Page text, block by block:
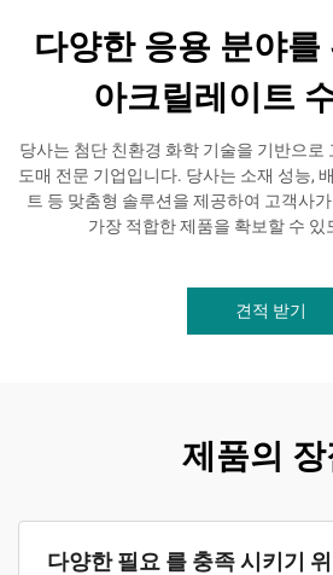
다양한 응용 분야를
아크릴레이트
당사는 첨단 친환경 화학 기술을 기반으로
도매 전문 기업입니다. 당사는 소재 성능,
트 등 맞춤형 솔루션을 제공하여 고객사
가장 적합한 제품을 확보할 수 있
견적 받기
제품의 장
다양한 필요 를 충족 시키기